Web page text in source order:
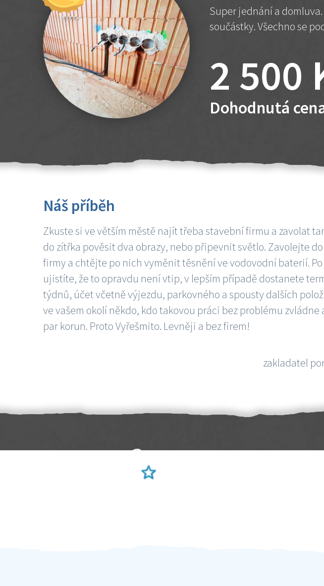
Super jednání a
součástky. Všechno se
2 500
Dohodnutá
Náš příběh
Zkuste si ve větším městě najít třeba stavební firmu a zavolat
do zítřka pověsit dva obrazy, nebo připevnit světlo. Zavolejte
firmy a chtějte po nich vyměnit těsnění ve vodovodní baterií.
ujistíte, že to opravdu není vtip, v lepším případě dostanete
týdnů, účet včetně výjezdu, parkovného a spousty dalších
ve vašem okolí někdo, kdo takovou práci bez problému zvládne
par korun. Proto Vyřešmito. Levněji a bez firem!
zakladatel